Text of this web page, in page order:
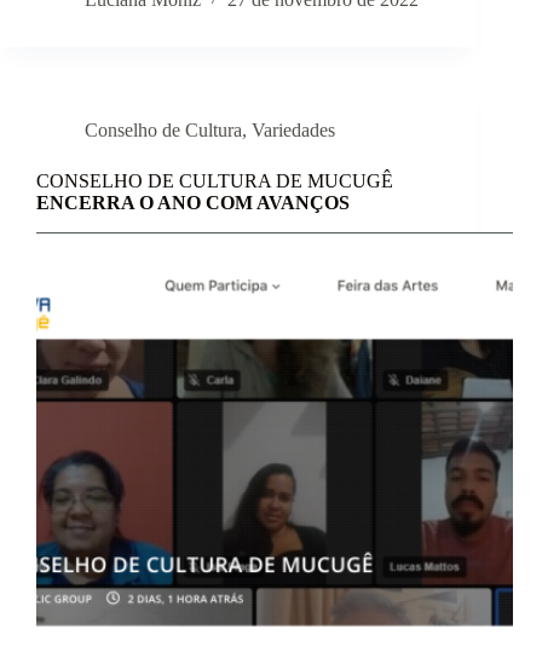
Conselho de Cultura, Variedades
CONSELHO DE CULTURA DE MUCUGÊ
ENCERRA O ANO COM AVANÇOS